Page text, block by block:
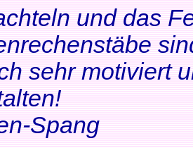
und das
sehr motiviert
Spang